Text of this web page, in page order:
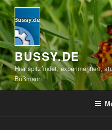
Zum
Inhalt
springen
BUSSY.DE
Hier spitzfindet, experimentiert,
Bußmann